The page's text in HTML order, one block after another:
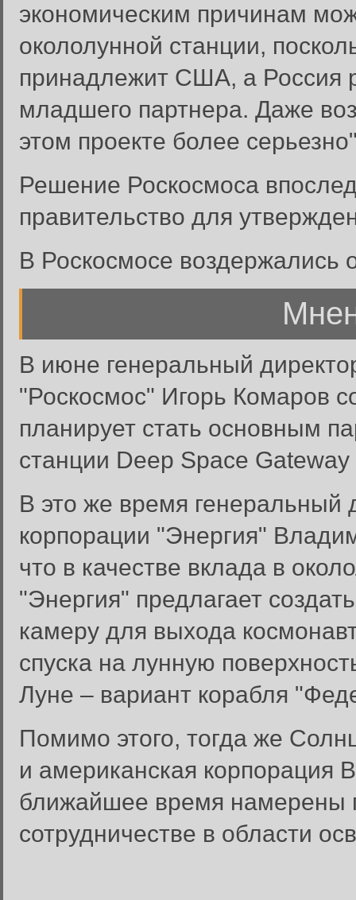
экономическим причинам
окололунной станции,
принадлежит США, а Россия
младшего партнера. Даже
этом проекте более
Решение Роскосмоса
правительство для
В Роскосмосе воздержались
В июне генеральный
"Роскосмос" Игорь Комаров
планирует стать основным
станции Deep Space
В это же время генеральный
корпорации "Энергия"
что в качестве вклада в
"Энергия" предлагает
камеру для выхода
спуска на лунную
Луне – вариант корабля
Помимо этого, тогда же
и американская корпорация
ближайшее время намерены
сотрудничестве в области